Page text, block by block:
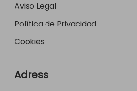
Aviso Legal
Política de Privacidad
Cookies
Adress